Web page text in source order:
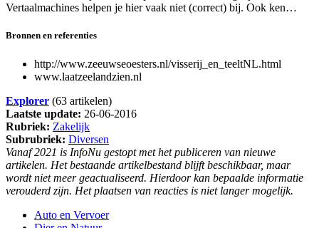
Vertaalmachines helpen je hier vaak niet (correct) bij. Ook ken…
Bronnen en referenties
http://www.zeeuwseoesters.nl/visserij_en_teeltNL.html
www.laatzeelandzien.nl
Explorer (63 artikelen)
Laatste update: 26-06-2016
Rubriek: Zakelijk
Subrubriek: Diversen
Vanaf 2021 is InfoNu gestopt met het publiceren van nieuwe
artikelen. Het bestaande artikelbestand blijft beschikbaar, maar
wordt niet meer geactualiseerd. Hierdoor kan bepaalde informatie
verouderd zijn. Het plaatsen van reacties is niet langer mogelijk.
Auto en Vervoer